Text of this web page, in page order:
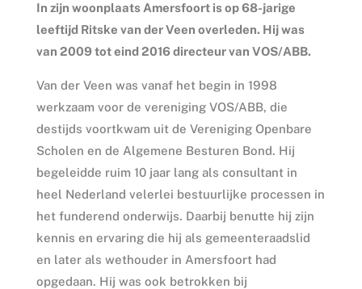
In zijn woonplaats Amersfoort is op 68-jarige
leeftijd Ritske van der Veen overleden. Hij was
van 2009 tot eind 2016 directeur van VOS/ABB.
Van der Veen was vanaf het begin in 1998
werkzaam voor de vereniging VOS/ABB, die
destijds voortkwam uit de Vereniging Openbare
Scholen en de Algemene Besturen Bond. Hij
begeleidde ruim 10 jaar lang als consultant in
heel Nederland velerlei bestuurlijke processen in
het funderend onderwijs. Daarbij benutte hij zijn
kennis en ervaring die hij als gemeenteraadslid
en later als wethouder in Amersfoort had
opgedaan. Hij was ook betrokken bij